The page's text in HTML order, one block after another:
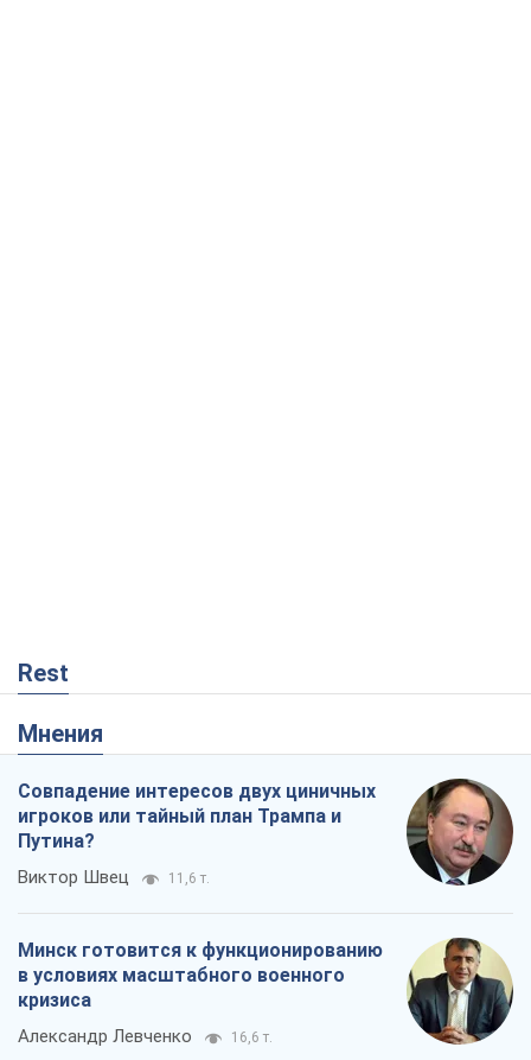
Rest
Мнения
Совпадение интересов двух циничных
игроков или тайный план Трампа и
Путина?
Виктор Швец 11,6 т.
Минск готовится к функционированию
в условиях масштабного военного
кризиса
Александр Левченко 16,6 т.